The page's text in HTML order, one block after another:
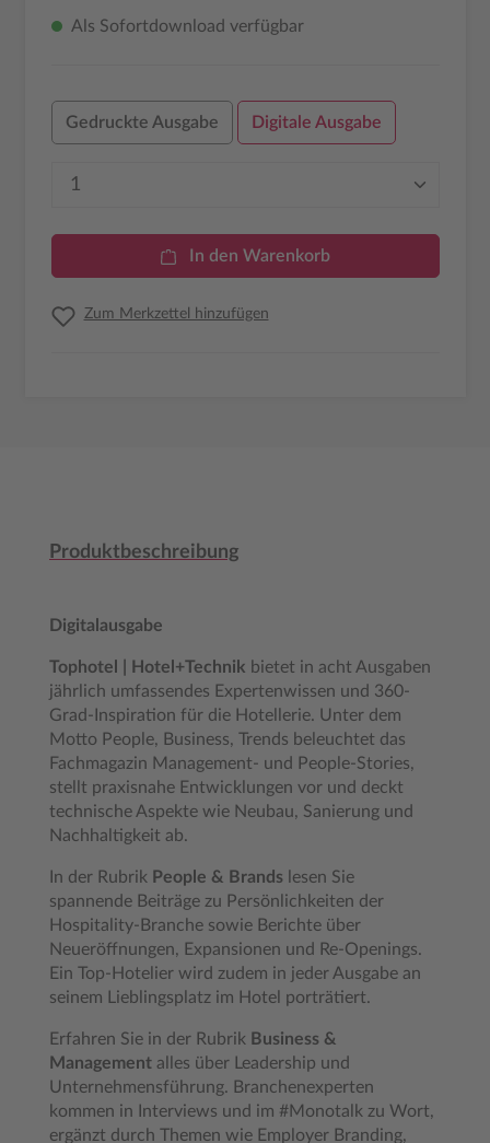
Als Sofortdownload verfügbar
Gedruckte Ausgabe Digitale Ausgabe
Produkt Anzahl: Gib den gewünschten
In den Warenkorb
Zum Merkzettel hinzufügen
Produktbeschreibung
Digitalausgabe
Tophotel | Hotel+Technik bietet in acht Ausgaben
jährlich umfassendes Expertenwissen und 360-
Grad-Inspiration für die Hotellerie. Unter dem
Motto People, Business, Trends beleuchtet das
Fachmagazin Management- und People-Stories,
stellt praxisnahe Entwicklungen vor und deckt
technische Aspekte wie Neubau, Sanierung und
Nachhaltigkeit ab.
In der Rubrik People & Brands lesen Sie
spannende Beiträge zu Persönlichkeiten der
Hospitality-Branche sowie Berichte über
Neueröffnungen, Expansionen und Re-Openings.
Ein Top-Hotelier wird zudem in jeder Ausgabe an
seinem Lieblingsplatz im Hotel porträtiert.
Erfahren Sie in der Rubrik Business &
Management alles über Leadership und
Unternehmensführung. Branchenexperten
kommen in Interviews und im #Monotalk zu Wort,
ergänzt durch Themen wie Employer Branding,